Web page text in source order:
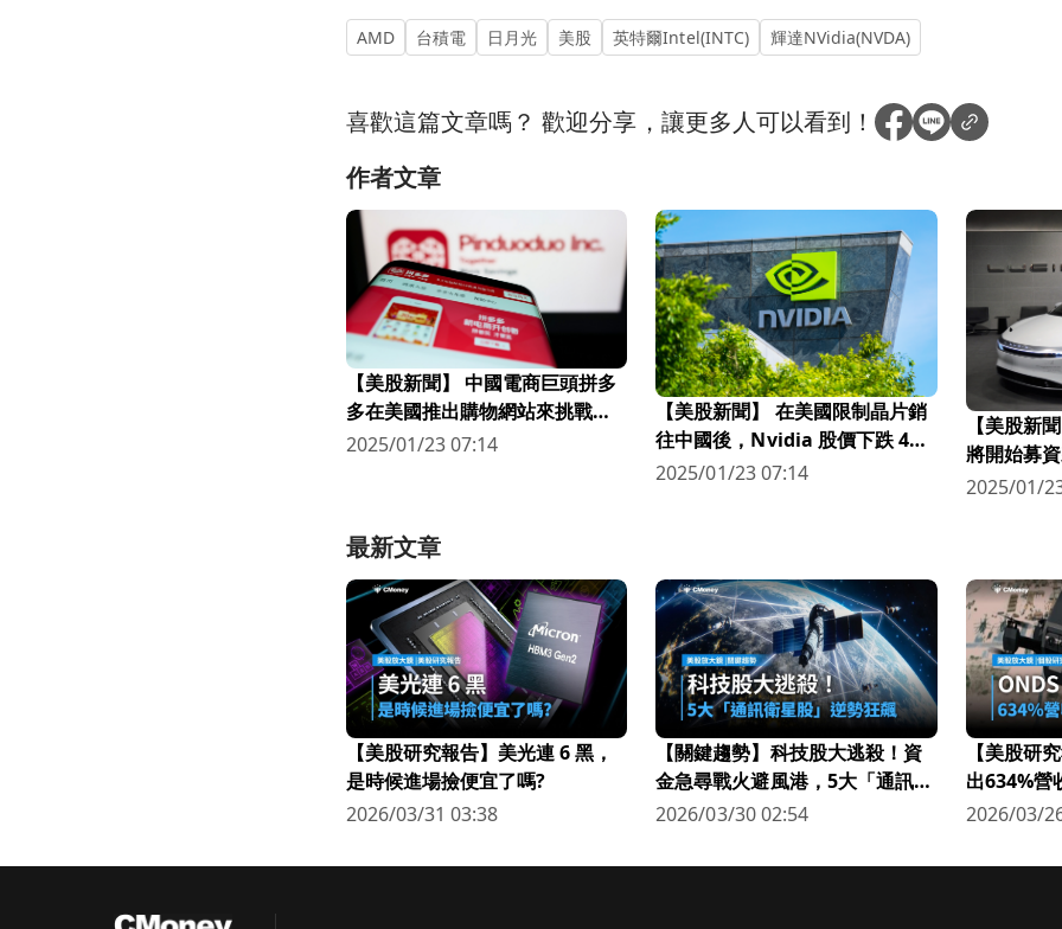
AMD 台積電 日月光 美股 英特爾Intel(INTC) 輝達NVidia(NVDA)
喜歡這篇文章嗎？歡迎分享，讓更多人可以看到！
作者文章
【美股新聞】 中國電商巨頭拼多
多在美國推出購物網站來挑戰亞
馬遜 (2022.09.5)
2025/01/23 07:14
【美股新聞】 在美國限制晶片銷
往中國後，Nvidia 股價下跌 4%
(2022.09.1)
2025/01/23 07:14
【美股新
將開始募
成本
2025/01/
最新文章
【美股研究報告】美光連 6 黑，
是時候進場撿便宜了嗎?
2026/03/31 03:38
【關鍵趨勢】科技股大逃殺！資
金急尋戰火避風港，5大「通訊衛
星股」逆勢狂飆
2026/03/30 02:54
【美股研
出634%營
科技新星
2026/03/